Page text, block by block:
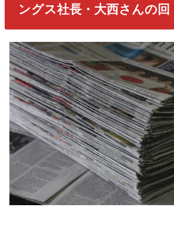
ングス社長・大西さんの回